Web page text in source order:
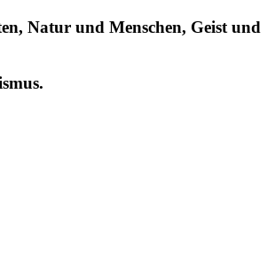
Natur und Menschen, Geist und